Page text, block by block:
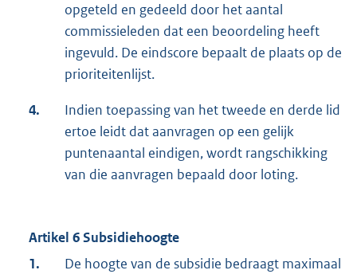
opgeteld en gedeeld door het aantal
commissieleden dat een beoordeling heeft
ingevuld. De eindscore bepaalt de plaats op de
prioriteitenlijst.
4.
Indien toepassing van het tweede en derde lid
ertoe leidt dat aanvragen op een gelijk
puntenaantal eindigen, wordt rangschikking
van die aanvragen bepaald door loting.
Artikel 6 Subsidiehoogte
1.
De hoogte van de subsidie bedraagt maximaal